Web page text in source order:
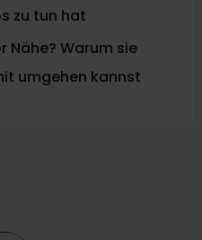
zu tun hat
Nähe? Warum sie
umgehen kannst